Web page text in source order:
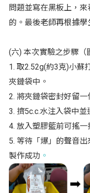
問題並寫在黑板上，
的。最後老師再根據
(六) 本次實驗之步驟（
1. 取2.52g(約3克)小蘇
夾鏈袋中。
2. 將夾鏈袋密封好留
3. 擠5c.c.水注入袋中並
4. 放入塑膠籃前可搖
5. 等待「爆」的聲音
製作成功 。